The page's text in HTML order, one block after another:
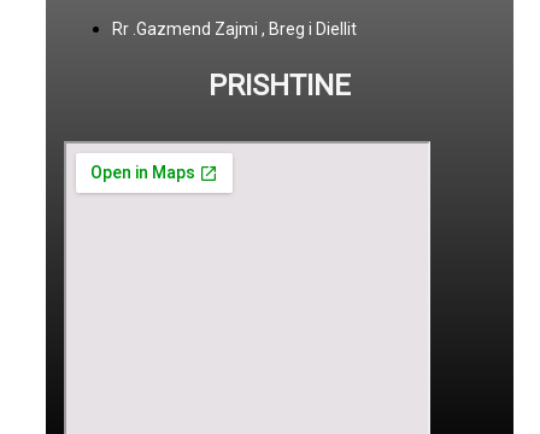
Rr .Gazmend Zajmi , Breg i Diellit
PRISHTINE